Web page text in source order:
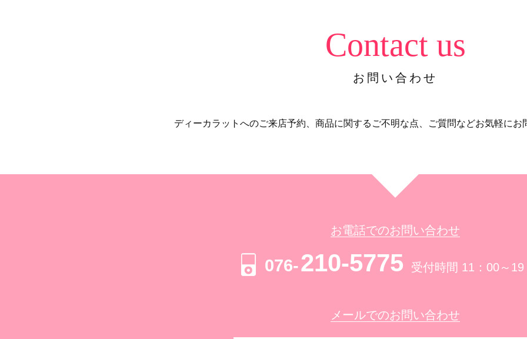
Contact us
お問い合わせ
ディーカラットへのご来店予約、商品に関するご不明な点、ご質問などお気軽にお
お電話でのお問い合わせ
076-210-5775 受付時間 11：00～19
メールでのお問い合わせ